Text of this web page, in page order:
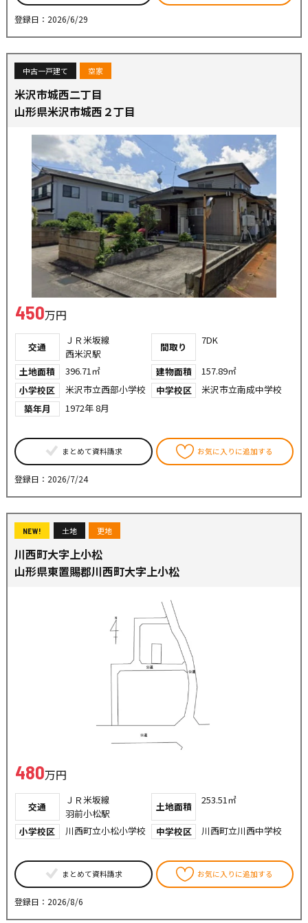
登録日：2026/6/29
中古一戸建て 空家
米沢市城西二丁目
山形県米沢市城西２丁目
450万円
交通
ＪＲ米坂線
西米沢駅
間取り
7DK
土地面積 396.71㎡ 建物面積
157.89㎡
小学校区
米沢市立西部小学校 中学校区
米沢市立南成中学校
築年月
1972年 8月
まとめて資料請求 お気に入りに追加する
登録日：2026/7/24
NEW! 土地 更地
川西町大字上小松
山形県東置賜郡川西町大字上小松
480万円
交通
ＪＲ米坂線
羽前小松駅
土地面積
253.51㎡
小学校区 川西町立小松小学校 中学校区 川西町立川西中学校
まとめて資料請求 お気に入りに追加する
登録日：2026/8/6